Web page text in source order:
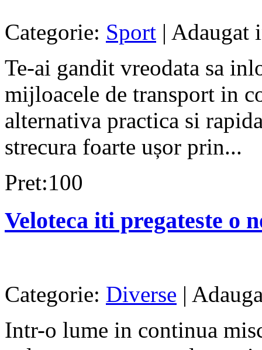
Categorie: Sport | Adaugat
Te-ai gandit vreodata sa
mijloacele de transport in
alternativa practica si
strecura foarte ușor prin...
Pret:100
Veloteca iti pregateste o
Categorie: Diverse |
Intr-o lume in continua